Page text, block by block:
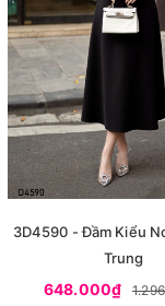
3D4590 - Đầm Kiểu
Trung
648.000₫